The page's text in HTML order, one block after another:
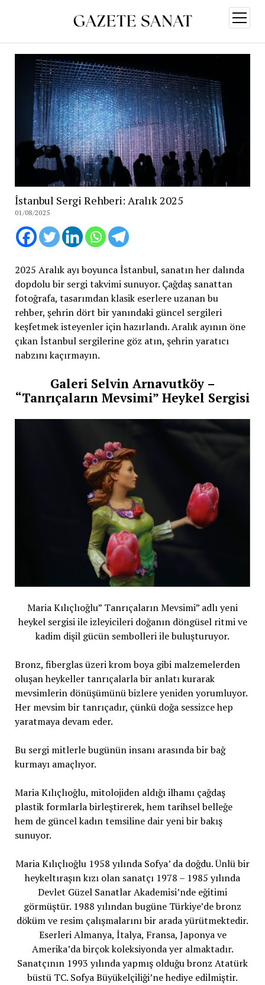
aç
İstanbul Sergi Rehberi: Aralık 2025
01/08/2025
2025 Aralık ayı boyunca İstanbul, sanatın her dalında
dopdolu bir sergi takvimi sunuyor. Çağdaş sanattan
fotoğrafa, tasarımdan klasik eserlere uzanan bu
rehber, şehrin dört bir yanındaki güncel sergileri
keşfetmek isteyenler için hazırlandı. Aralık ayının öne
çıkan İstanbul sergilerine göz atın, şehrin yaratıcı
nabzını kaçırmayın.
Galeri Selvin Arnavutköy –
“Tanrıçaların Mevsimi” Heykel Sergisi
Maria Kılıçlıoğlu” Tanrıçaların Mevsimi” adlı yeni
heykel sergisi ile izleyicileri doğanın döngüsel ritmi ve
kadim dişil gücün sembolleri ile buluşturuyor.
Bronz, fiberglas üzeri krom boya gibi malzemelerden
oluşan heykeller tanrıçalarla bir anlatı kurarak
mevsimlerin dönüşümünü bizlere yeniden yorumluyor.
Her mevsim bir tanrıçadır, çünkü doğa sessizce hep
yaratmaya devam eder.
Bu sergi mitlerle bugünün insanı arasında bir bağ
kurmayı amaçlıyor.
Maria Kılıçlıoğlu, mitolojiden aldığı ilhamı çağdaş
plastik formlarla birleştirerek, hem tarihsel belleğe
hem de güncel kadın temsiline dair yeni bir bakış
sunuyor.
Maria Kılıçlıoğlu 1958 yılında Sofya’ da doğdu. Ünlü bir
heykeltıraşın kızı olan sanatçı 1978 – 1985 yılında
Devlet Güzel Sanatlar Akademisi’nde eğitimi
görmüştür. 1988 yılından bugüne Türkiye’de bronz
döküm ve resim çalışmalarını bir arada yürütmektedir.
Eserleri Almanya, İtalya, Fransa, Japonya ve
Amerika’da birçok koleksiyonda yer almaktadır.
Sanatçının 1993 yılında yapmış olduğu bronz Atatürk
büstü TC. Sofya Büyükelçiliği’ne hediye edilmiştir.